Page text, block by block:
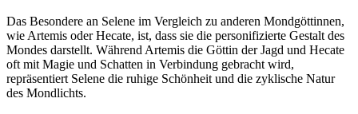
Das Besondere an Selene ⁢im Vergleich zu anderen Mondgöttinnen,
wie Artemis oder Hecate, ist, dass sie die personifizierte Gestalt des
Mondes darstellt. Während Artemis die Göttin der Jagd und ‌Hecate
oft mit Magie und Schatten in Verbindung⁤ gebracht wird,
repräsentiert Selene die ruhige Schönheit und die zyklische Natur​
des Mondlichts.